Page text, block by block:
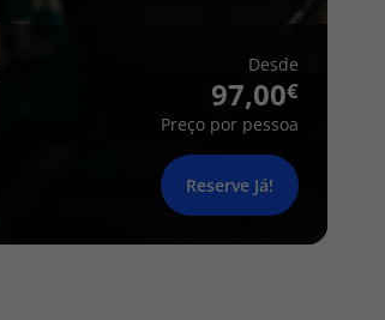
Desde
97,00
Preço por pessoa
Reserve Já!